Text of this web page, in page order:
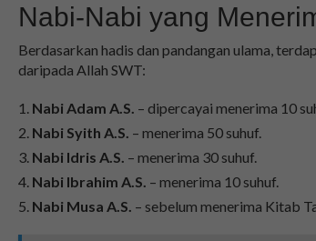
Nabi-Nabi yang
Berdasarkan hadis dan pandangan ulama,
daripada Allah SWT:
Nabi Adam A.S. – dipercayai menerima 10
Nabi Syith A.S. – menerima 50 suhuf.
Nabi Idris A.S. – menerima 30 suhuf.
Nabi Ibrahim A.S. – menerima 10 suhuf.
Nabi Musa A.S. – sebelum menerima Kitab